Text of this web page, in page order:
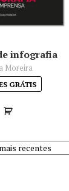
infografia
Moreira
GRÁTIS